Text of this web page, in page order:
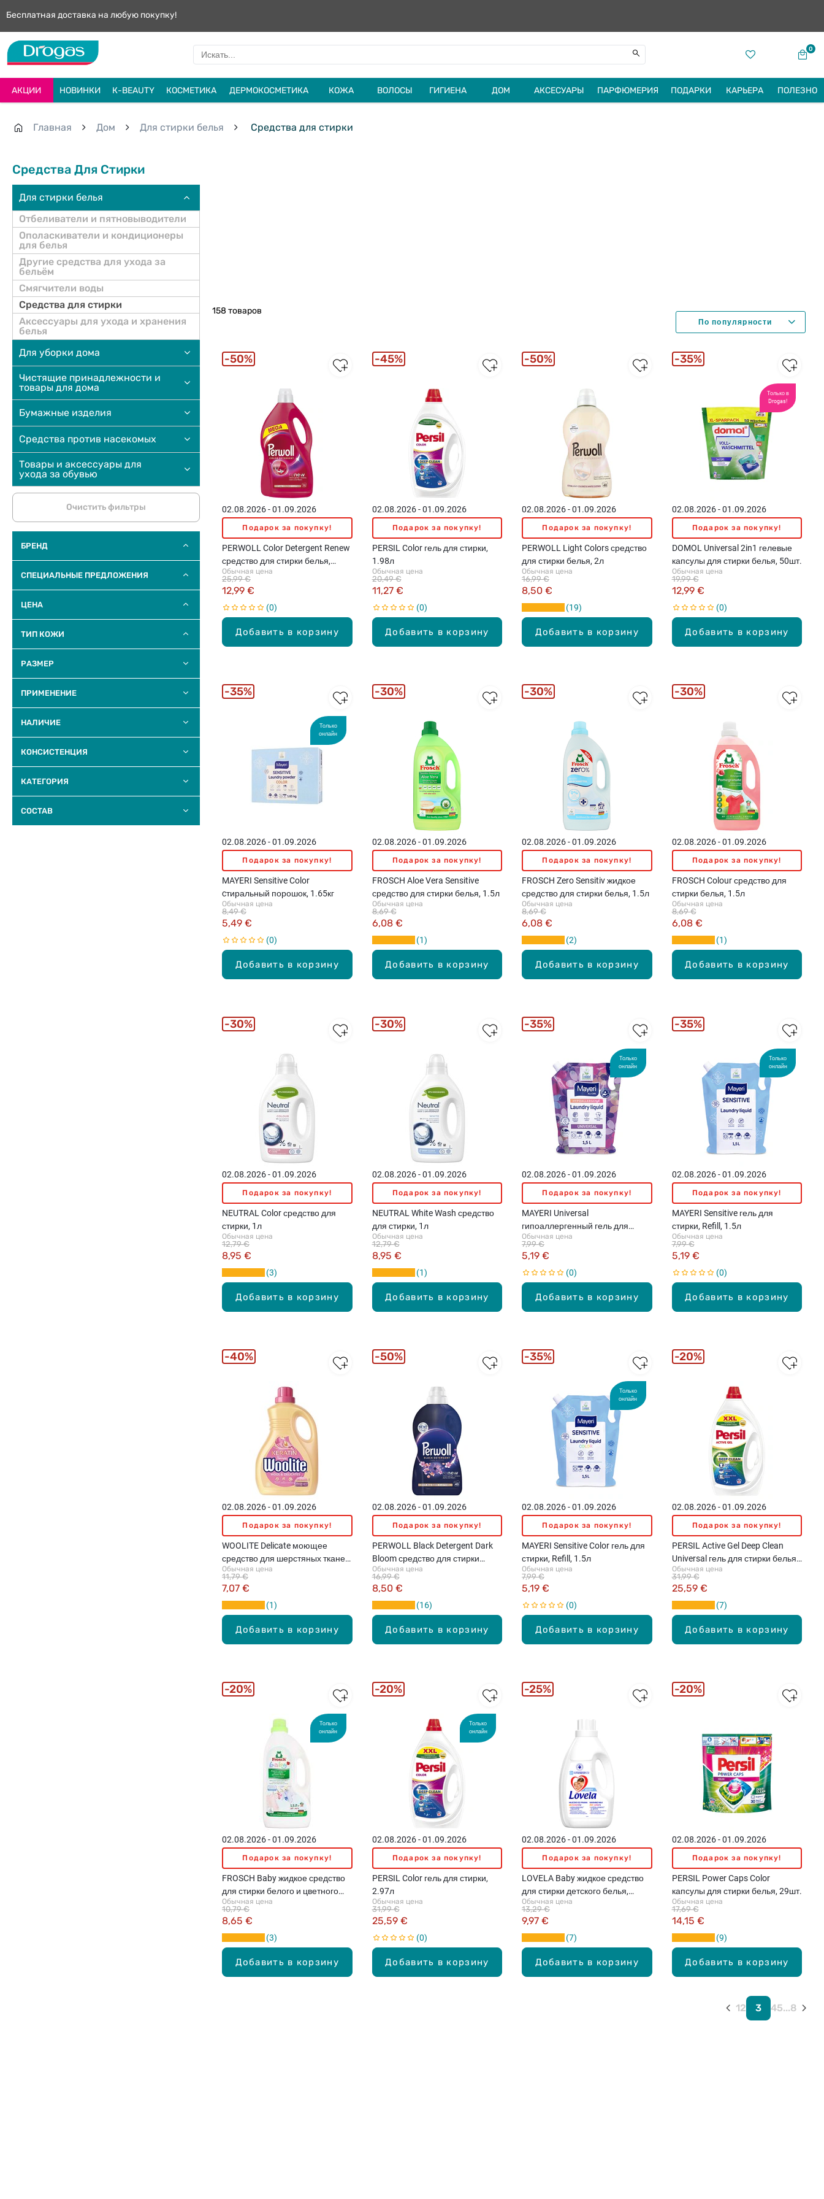
Бесплатная доставка на любую покупку!
0
АКЦИИ НОВИНКИ К-BEAUTY КОСМЕТИКА ДЕРМОКОСМЕТИКА КОЖА ВОЛОСЫ ГИГИЕНА ДОМ АКСЕСУАРЫ ПАРФЮМЕРИЯ ПОДАРКИ КАРЬЕРА ПОЛЕЗНО
Главная Дом Для стирки белья Средства для стирки
Средства Для Стирки
Для стирки белья
Отбеливатели и пятновыводители
Ополаскиватели и кондиционеры
для белья
Другие cредства для ухода за
бельём
Смягчители воды
Средства для стирки
Аксессуары для ухода и хранения
белья
Для уборки дома
Чистящие принадлежности и
товары для дома
Бумажные изделия
Средства против насекомых
Товары и аксессуары для
ухода за обувью
Очистить фильтры
БРЕНД
СПЕЦИАЛЬНЫЕ ПРЕДЛОЖЕНИЯ
ЦЕНА
ТИП КОЖИ
РАЗМЕР
ПРИМЕНЕНИЕ
НАЛИЧИЕ
КОНСИСТЕНЦИЯ
КАТЕГОРИЯ
COCTAB
158 товаров
Добавить в корзину
02.08.2026 - 01.09.2026
Подарок за покупку!
PERWOLL Color Detergent Renew
средство для стирки белья,
3750мл
Обычная цена
12,99 €
25,99 €
0
50%
Добавить в корзину
02.08.2026 - 01.09.2026
Подарок за покупку!
PERSIL Color гель для стирки,
1.98л
Обычная цена
11,27 €
20,49 €
0
45%
Добавить в корзину
02.08.2026 - 01.09.2026
Подарок за покупку!
PERWOLL Light Colors средство
для стирки белья, 2л
Обычная цена
8,50 €
16,99 €
19
50%
Только в
Drogas!
Добавить в корзину
02.08.2026 - 01.09.2026
Подарок за покупку!
DOMOL Universal 2in1 гелевые
капсулы для стирки белья, 50шт.
Обычная цена
12,99 €
19,99 €
0
35%
Только
онлайн
Добавить в корзину
02.08.2026 - 01.09.2026
Подарок за покупку!
MAYERI Sensitive Color
cтиральный порошок, 1.65кг
Обычная цена
5,49 €
8,49 €
0
35%
Добавить в корзину
02.08.2026 - 01.09.2026
Подарок за покупку!
FROSCH Aloe Vera Sensitive
средство для стирки белья, 1.5л
Обычная цена
6,08 €
8,69 €
1
30%
Добавить в корзину
02.08.2026 - 01.09.2026
Подарок за покупку!
FROSCH Zero Sensitiv жидкое
средство для стирки белья, 1.5л
Обычная цена
6,08 €
8,69 €
2
30%
Добавить в корзину
02.08.2026 - 01.09.2026
Подарок за покупку!
FROSCH Colour средство для
стирки белья, 1.5л
Обычная цена
6,08 €
8,69 €
1
30%
Добавить в корзину
02.08.2026 - 01.09.2026
Подарок за покупку!
NEUTRAL Color средство для
стирки, 1л
Обычная цена
8,95 €
12,79 €
3
30%
Добавить в корзину
02.08.2026 - 01.09.2026
Подарок за покупку!
NEUTRAL White Wash средство
для стирки, 1л
Обычная цена
8,95 €
12,79 €
1
30%
Только
онлайн
Добавить в корзину
02.08.2026 - 01.09.2026
Подарок за покупку!
MAYERI Universal
гипоаллергенный гель для
стирки, Refill, 1.5л
Обычная цена
5,19 €
7,99 €
0
35%
Только
онлайн
Добавить в корзину
02.08.2026 - 01.09.2026
Подарок за покупку!
MAYERI Sensitive гель для
стирки, Refill, 1.5л
Обычная цена
5,19 €
7,99 €
0
35%
Добавить в корзину
02.08.2026 - 01.09.2026
Подарок за покупку!
WOOLITE Delicate моющее
средство для шерстяных тканей,
1.8л
Обычная цена
7,07 €
11,79 €
1
40%
Добавить в корзину
02.08.2026 - 01.09.2026
Подарок за покупку!
PERWOLL Black Detergent Dark
Bloom средство для стирки
белья, 2л
Обычная цена
8,50 €
16,99 €
16
50%
Только
онлайн
Добавить в корзину
02.08.2026 - 01.09.2026
Подарок за покупку!
MAYERI Sensitive Color гель для
стирки, Refill, 1.5л
Обычная цена
5,19 €
7,99 €
0
35%
Добавить в корзину
02.08.2026 - 01.09.2026
Подарок за покупку!
PERSIL Active Gel Deep Clean
Universal гель для стирки белья,
2970мл
Обычная цена
25,59 €
31,99 €
7
20%
Только
онлайн
Добавить в корзину
02.08.2026 - 01.09.2026
Подарок за покупку!
FROSCH Baby жидкое средство
для стирки белого и цветного
белья, 1500мл
Обычная цена
8,65 €
10,79 €
3
20%
Только
онлайн
Добавить в корзину
02.08.2026 - 01.09.2026
Подарок за покупку!
PERSIL Color гель для стирки,
2.97л
Обычная цена
25,59 €
31,99 €
0
20%
Добавить в корзину
02.08.2026 - 01.09.2026
Подарок за покупку!
LOVELA Baby жидкое средство
для стирки детского белья,
1.45л
Обычная цена
9,97 €
13,29 €
7
25%
Добавить в корзину
02.08.2026 - 01.09.2026
Подарок за покупку!
PERSIL Power Caps Color
капсулы для стирки белья, 29шт.
Обычная цена
14,15 €
17,69 €
9
20%
12 3 45...8